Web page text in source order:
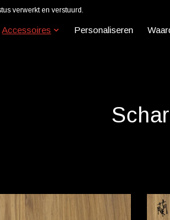
verwerkt en verstuurd.
Accessoires Personaliseren